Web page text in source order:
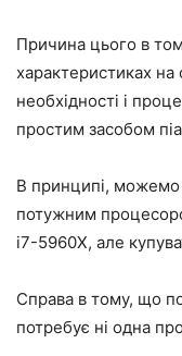
Причина цього в
характеристиках
необхідності і
простим засобом
В принципі, можемо
потужним
i7-5960X, але
Справа в тому, що
потребує ні одна